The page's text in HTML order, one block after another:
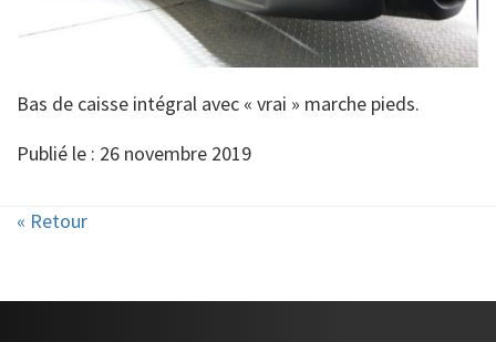
Bas de caisse intégral avec « vrai » marche pieds.
Publié le : 26 novembre 2019
« Retour